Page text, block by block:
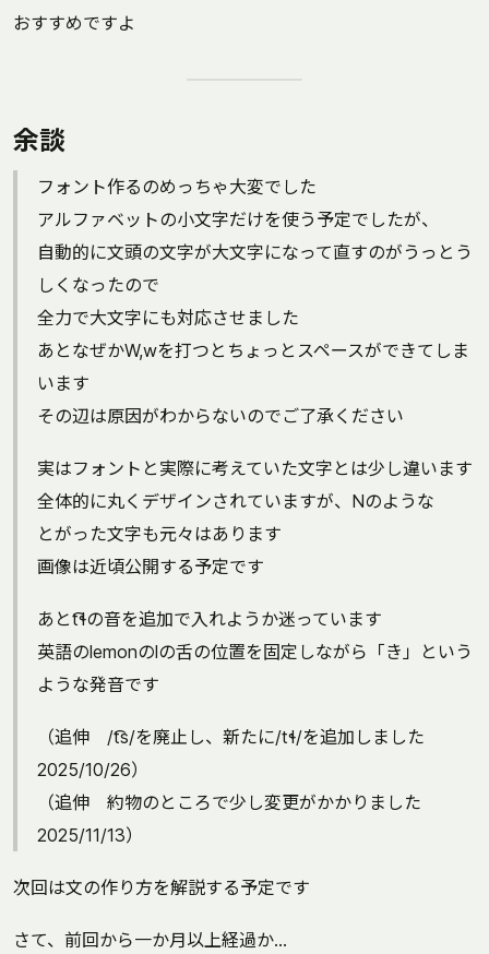
おすすめですよ
余談
フォント作るのめっちゃ大変でした
アルファベットの小文字だけを使う予定でしたが、
自動的に文頭の文字が大文字になって直すのがうっとう
しくなったので
全力で大文字にも対応させました
あとなぜかW,wを打つとちょっとスペースができてしま
います
その辺は原因がわからないのでご了承ください
実はフォントと実際に考えていた文字とは少し違います
全体的に丸くデザインされていますが、Nのような
とがった文字も元々はあります
画像は近頃公開する予定です
あとt͡ɬの音を追加で入れようか迷っています
英語のlemonのlの舌の位置を固定しながら「き」という
ような発音です
（追伸 /t͡s/を廃止し、新たに/tɬ/を追加しました
2025/10/26）
（追伸 約物のところで少し変更がかかりました
2025/11/13）
次回は文の作り方を解説する予定です
さて、前回から一か月以上経過か...